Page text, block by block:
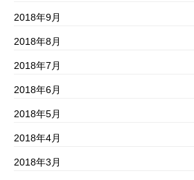
2018年9月
2018年8月
2018年7月
2018年6月
2018年5月
2018年4月
2018年3月